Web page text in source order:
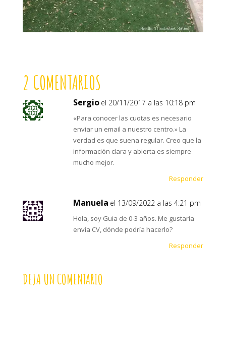
2 COMENTARIOS
Sergio el 20/11/2017 a las 10:18 pm
«Para conocer las cuotas es necesario
enviar un email a nuestro centro.» La
verdad es que suena regular. Creo que la
información clara y abierta es siempre
mucho mejor.
Responder
Manuela el 13/09/2022 a las 4:21 pm
Hola, soy Guia de 0-3 años. Me gustaría
envía CV, dónde podría hacerlo?
Responder
DEJA UN COMENTARIO